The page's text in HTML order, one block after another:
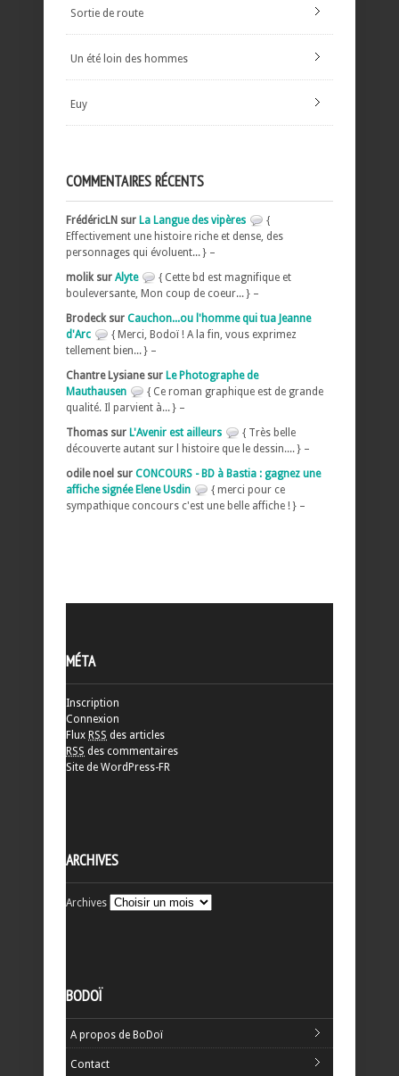
Sortie de route
Un été loin des hommes
Euy
COMMENTAIRES RÉCENTS
FrédéricLN sur La Langue des vipères
{
Effectivement une histoire riche et dense, des
personnages qui évoluent... } –
molik sur Alyte
{ Cette bd est magnifique et
bouleversante, Mon coup de coeur... } –
Brodeck sur Cauchon...ou l'homme qui tua Jeanne
d'Arc
{ Merci, Bodoï ! A la fin, vous exprimez
tellement bien... } –
Chantre Lysiane sur Le Photographe de
Mauthausen
{ Ce roman graphique est de grande
qualité. Il parvient à... } –
Thomas sur L'Avenir est ailleurs
{ Très belle
découverte autant sur l histoire que le dessin.... } –
odile noel sur CONCOURS - BD à Bastia : gagnez une
affiche signée Elene Usdin
{ merci pour ce
sympathique concours c'est une belle affiche ! } –
MÉTA
Inscription
Connexion
Flux RSS des articles
RSS des commentaires
Site de WordPress-FR
ARCHIVES
Archives
BODOÏ
A propos de BoDoï
Contact